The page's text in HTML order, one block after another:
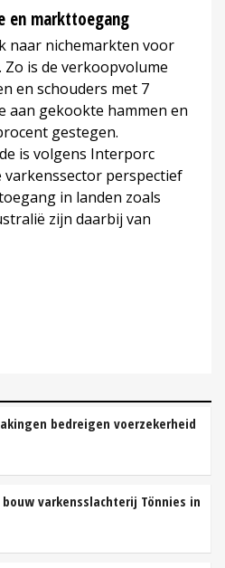
en markttoegang
naar nichemarkten voor
is de verkoopvolume
en schouders met 7
aan gekookte hammen en
gestegen.
is volgens Interporc
varkenssector perspectief
in landen zoals
zijn daarbij van
bedreigen voerzekerheid
varkensslachterij Tönnies in